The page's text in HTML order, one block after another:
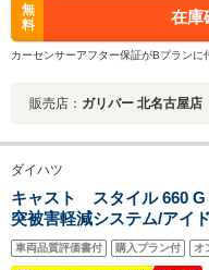
無
料
在庫
カーセンサーアフター保証がBプランに
販売店： ガリバー 北名古屋店
ダイハツ
キャスト スタイル 660
突被害軽減システム/アイ
プッシュスタート/HIDヘ
トフォグランプ/純正アル
車両品質評価書付 購入プラン付 オ